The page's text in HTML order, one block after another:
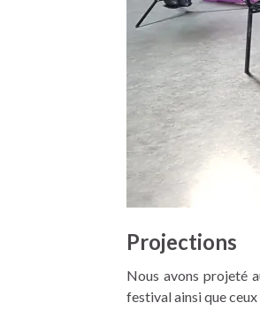
Projections
Nous avons projeté
festival ainsi que